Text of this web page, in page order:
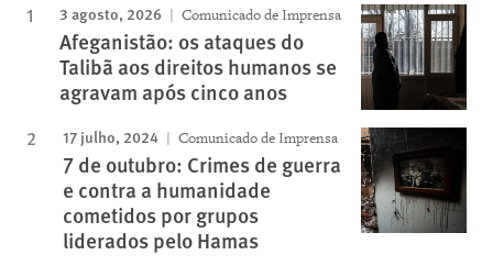
3 agosto, 2026 Comunicado de Imprensa
Afeganistão: os ataques do
Talibã aos direitos humanos se
agravam após cinco anos
17 julho, 2024 Comunicado de Imprensa
7 de outubro: Crimes de guerra
e contra a humanidade
cometidos por grupos
liderados pelo Hamas